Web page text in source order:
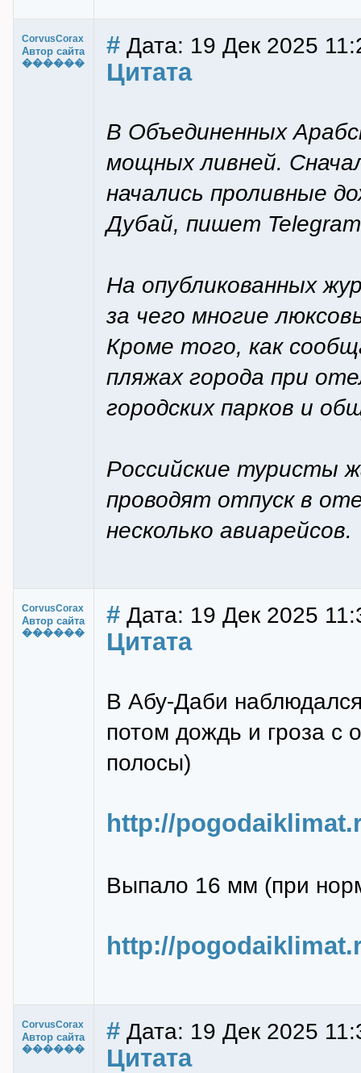
CorvusCorax
Автор сайта
������
# Дата: 19 Дек 2025
Цитата
В Объединенных
мощных ливней.
начались проливные
Дубай, пишет
На опубликованных
за чего многие
Кроме того, как
пляжах города при
городских парков и
Российские туристы
проводят отпуск в
несколько авиарейсов.
CorvusCorax
Автор сайта
������
# Дата: 19 Дек 2025
Цитата
В Абу-Даби
потом дождь и гроза с
полосы)
http://
Выпало 16 мм (при
http://
CorvusCorax
Автор сайта
������
# Дата: 19 Дек 2025
Цитата